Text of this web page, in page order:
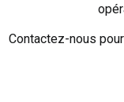
Contactez-nous